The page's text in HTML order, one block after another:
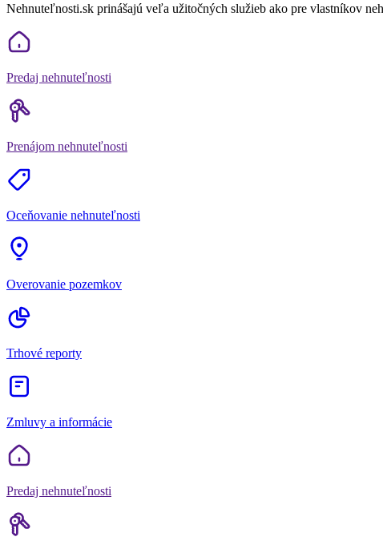
Nehnuteľnosti.sk prinášajú veľa užitočných služieb ako pre vlastníkov
Predaj nehnuteľnosti
Prenájom nehnuteľnosti
Oceňovanie nehnuteľnosti
Overovanie pozemkov
Trhové reporty
Zmluvy a informácie
Predaj nehnuteľnosti